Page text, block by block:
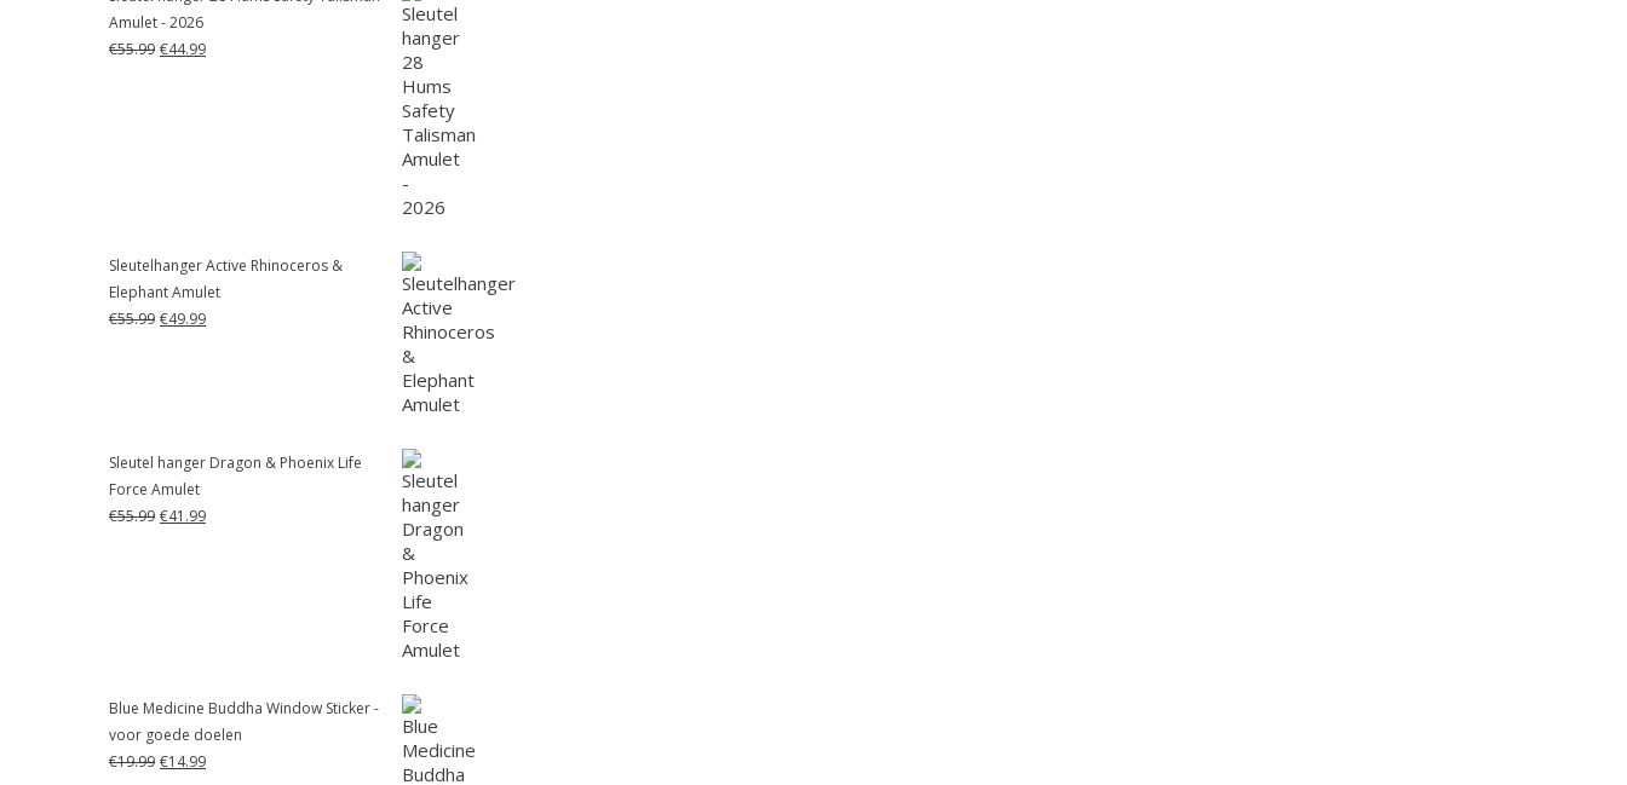
Amulet - 2026
€55.99 Oorspronkelijke
€44.99Huidige
Sleutelhanger Active Rhinoceros &
Elephant Amulet
€55.99 Oorspronkelijke
€49.99Huidige
Sleutel hanger Dragon & Phoenix Life
Force Amulet
€55.99 Oorspronkelijke
€41.99Huidige
Blue Medicine Buddha Window Sticker -
voor goede doelen
€19.99 Oorspronkelijke
€14.99Huidige